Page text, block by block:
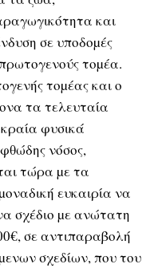
και
σε υποδοµές
τοµέα.
τοµέας και ο
τα τελευταία
φυσικά
νόσος,
τώρα µε τα
ευκαιρία να
σχέδιο µε ανώτατη
σε αντιπαραβολή
σχεδίων, που του